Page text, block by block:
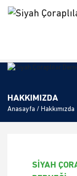
HAKKIMIZDA
Anasayfa / Hakkımızda
SİYAH